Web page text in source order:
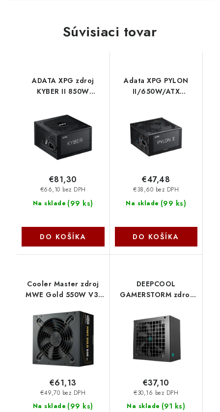
Súvisiaci tovar
ADATA XPG zdroj
KYBER II 850W
Na sklade (99 ks)
€66,10 bez DPH
€81,30
DO KOŠÍKA
Adata XPG PYLON
II/650W/ATX
PYLONII650B-BKCEU
ADATA
Na sklade (99 ks)
€38,60 bez DPH
€47,48
DO KOŠÍKA
Cooler Master zdroj
MWE Gold 550W V3,
3.1 MPE-5502-ACAAG-
3BEU CoolerMaster
Na sklade (99 ks)
€49,70 bez DPH
€61,13
DEEPCOOL
GAMERSTORM zdroj
80+ Bronze , černá R-
PF500X-HD0B-JGEU
Na sklade (91 ks)
€30,16 bez DPH
€37,10